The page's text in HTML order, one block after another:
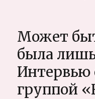
Может
была
Интервью
группой